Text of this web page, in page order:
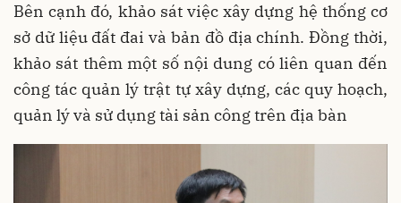
Bên cạnh đó, khảo sát việc xây dựng hệ thống cơ
sở dữ liệu đất đai và bản đồ địa chính. Đồng thời,
khảo sát thêm một số nội dung có liên quan đến
công tác quản lý trật tự xây dựng, các quy hoạch,
quản lý và sử dụng tài sản công trên địa bàn